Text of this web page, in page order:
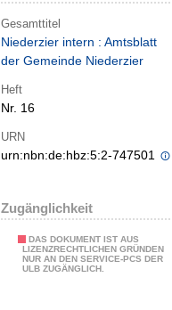
Gesamttitel
Niederzier intern : Amtsblatt
der Gemeinde Niederzier
Heft
Nr. 16
URN
urn:nbn:de:hbz:5:2-747501
Zugänglichkeit
DAS DOKUMENT IST AUS
LIZENZRECHTLICHEN GRÜNDEN
NUR AN DEN SERVICE-PCS DER
ULB ZUGÄNGLICH.